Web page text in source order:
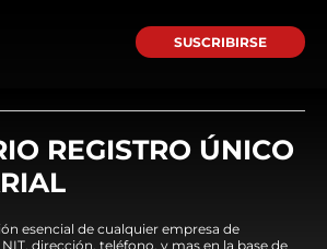
SUSCRIBIRSE
REGISTRO ÚNICO
esencial de cualquier empresa de
dirección, teléfono, y mas en la base de